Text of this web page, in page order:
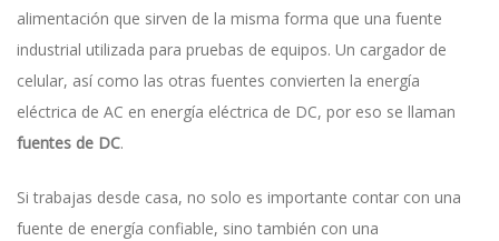
alimentación que sirven de la misma forma que una fuente
industrial utilizada para pruebas de equipos. Un cargador de
celular, así como las otras fuentes convierten la energía
eléctrica de AC en energía eléctrica de DC, por eso se llaman
fuentes de DC.
Si trabajas desde casa, no solo es importante contar con una
fuente de energía confiable, sino también con una